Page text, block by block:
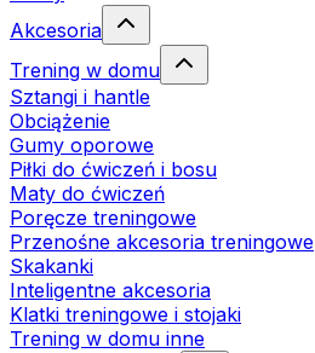
Akcesoria
Trening w domu
Sztangi i hantle
Obciążenie
Gumy oporowe
Piłki do ćwiczeń i bosu
Maty do ćwiczeń
Poręcze treningowe
Przenośne akcesoria treningowe
Skakanki
Inteligentne akcesoria
Klatki treningowe i stojaki
Trening w domu inne